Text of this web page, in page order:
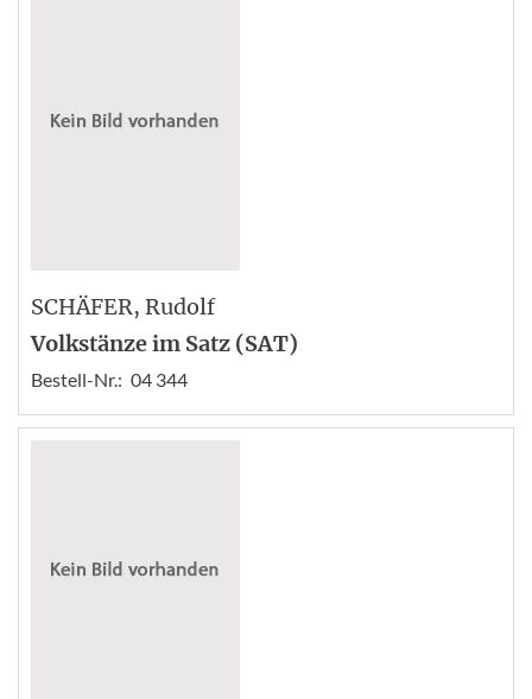
SCHÄFER, Rudolf
Volkstänze im Satz (SAT)
Bestell-Nr.: 04 344